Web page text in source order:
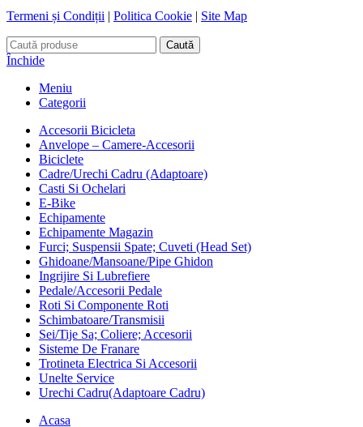
Termeni și Condiții | Politica Cookie | Site Map
Caută
Închide
Meniu
Categorii
Accesorii Bicicleta
Anvelope – Camere-Accesorii
Biciclete
Cadre/Urechi Cadru (Adaptoare)
Casti Si Ochelari
E-Bike
Echipamente
Echipamente Magazin
Furci; Suspensii Spate; Cuveti (Head Set)
Ghidoane/Mansoane/Pipe Ghidon
Ingrijire Si Lubrefiere
Pedale/Accesorii Pedale
Roti Si Componente Roti
Schimbatoare/Transmisii
Sei/Tije Sa; Coliere; Accesorii
Sisteme De Franare
Trotineta Electrica Si Accesorii
Unelte Service
Urechi Cadru(Adaptoare Cadru)
Acasa